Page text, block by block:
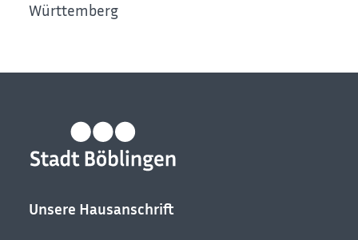
Württemberg
Unsere Hausanschrift